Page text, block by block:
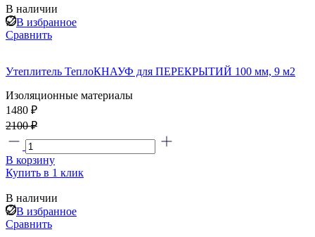
В наличии
В избранное
Сравнить
Утеплитель ТеплоКНАУФ для ПЕРЕКРЫТИЙ 100 мм, 9 м2
Изоляционные материалы
1480 ₽
2100 ₽
В корзину
Купить в 1 клик
В наличии
В избранное
Сравнить